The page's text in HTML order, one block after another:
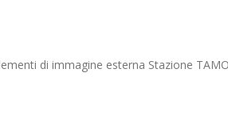
di immagine esterna Stazione